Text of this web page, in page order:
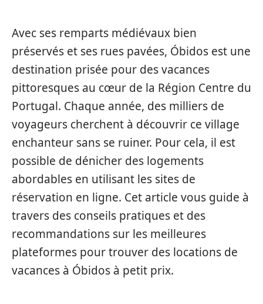
Avec ses remparts médiévaux bien
préservés et ses rues pavées, Óbidos est une
destination prisée pour des vacances
pittoresques au cœur de la Région Centre du
Portugal. Chaque année, des milliers de
voyageurs cherchent à découvrir ce village
enchanteur sans se ruiner. Pour cela, il est
possible de dénicher des logements
abordables en utilisant les sites de
réservation en ligne. Cet article vous guide à
travers des conseils pratiques et des
recommandations sur les meilleures
plateformes pour trouver des locations de
vacances à Óbidos à petit prix.